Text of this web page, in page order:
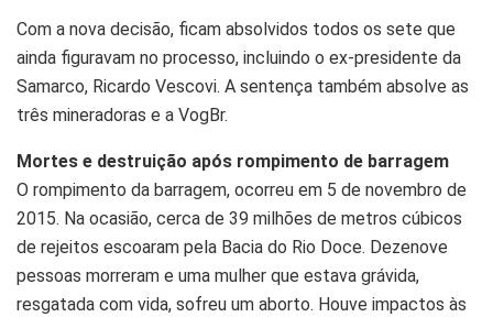
Com a nova decisão, ficam absolvidos todos os sete que
ainda figuravam no processo, incluindo o ex-presidente da
Samarco, Ricardo Vescovi. A sentença também absolve as
três mineradoras e a VogBr.
Mortes e destruição após rompimento de barragem
O rompimento da barragem, ocorreu em 5 de novembro de
2015. Na ocasião, cerca de 39 milhões de metros cúbicos
de rejeitos escoaram pela Bacia do Rio Doce. Dezenove
pessoas morreram e uma mulher que estava grávida,
resgatada com vida, sofreu um aborto. Houve impactos às